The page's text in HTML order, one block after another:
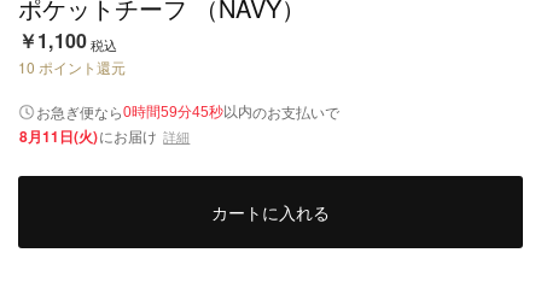
ポケットチーフ （NAVY）
￥1,100税込
10 ポイント還元
お急ぎ便なら0時間59分45秒以内のお支払いで
8月11日(火)にお届け 詳細
カートに入れる